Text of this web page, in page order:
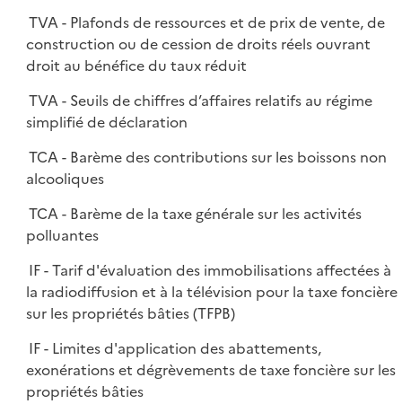
TVA - Plafonds de ressources et de prix de vente, de
construction ou de cession de droits réels ouvrant
droit au bénéfice du taux réduit
TVA - Seuils de chiffres d’affaires relatifs au régime
simplifié de déclaration
TCA - Barème des contributions sur les boissons non
alcooliques
TCA - Barème de la taxe générale sur les activités
polluantes
IF - Tarif d'évaluation des immobilisations affectées à
la radiodiffusion et à la télévision pour la taxe foncière
sur les propriétés bâties (TFPB)
IF - Limites d'application des abattements,
exonérations et dégrèvements de taxe foncière sur les
propriétés bâties